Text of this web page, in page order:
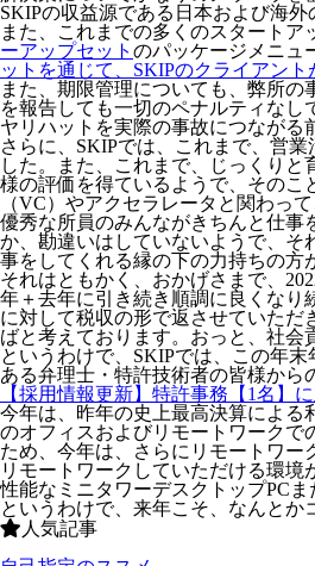
SKIPの収益源である日本および海
また、これまでの多くのスタート
ーアップセット のパッケージメニュ
ットを通じて、SKIPのクライアン
また、期限管理についても、弊所
を報告しても一切のペナルティな
ヤリハットを実際の事故につながる
さらに、SKIPでは、これまで、営
した。また、これまで、じっくり
様の評価を得ているようで、そのこ
（VC）やアクセラレータと関わっ
優秀な所員のみんながきちんと仕事
か、勘違いはしていないようで、そ
事をしてくれる縁の下の力持ちの方
それはともかく、おかげさまで、
年＋去年に引き続き順調に良くなり
に対して税収の形で返させていた
ばと考えております。おっと、社会
というわけで、SKIPでは、この年
ある弁理士・特許技術者の皆様から
【採用情報更新】特許事務【1名】
今年は、昨年の史上最高決算による
のオフィスおよびリモートワークで
ため、今年は、さらにリモートワー
リモートワークしていただける環
性能なミニタワーデスクトップPC
というわけで、来年こそ、なんとか
人気記事